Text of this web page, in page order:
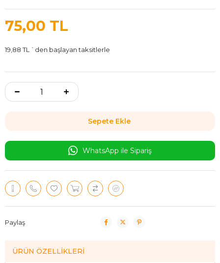
75,00 TL
19,88 TL `den başlayan taksitlerle
WhatsApp ile Sipariş
Paylaş
ÜRÜN ÖZELLIKLERI